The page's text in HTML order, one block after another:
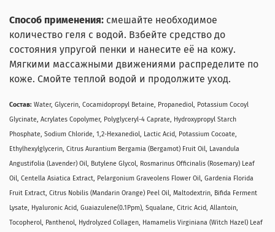
Способ применения: смешайте необходимое
количество геля с водой. Взбейте средство до
состояния упругой пенки и нанесите её на кожу.
Мягкими массажными движениями распределите по
коже. Смойте теплой водой и продолжите уход.
Состав: Water, Glycerin, Cocamidopropyl Betaine, Propanediol, Potassium Cocoyl
Glycinate, Acrylates Copolymer, Polyglyceryl-4 Caprate, Hydroxypropyl Starch
Phosphate, Sodium Chloride, 1,2-Hexanediol, Lactic Acid, Potassium Cocoate,
Ethylhexylglycerin, Citrus Aurantium Bergamia (Bergamot) Fruit Oil, Lavandula
Angustifolia (Lavender) Oil, Butylene Glycol, Rosmarinus Officinalis (Rosemary) Leaf
Oil, Centella Asiatica Extract, Pelargonium Graveolens Flower Oil, Gardenia Florida
Fruit Extract, Citrus Nobilis (Mandarin Orange) Peel Oil, Maltodextrin, Bifida Ferment
Lysate, Hyaluronic Acid, Guaiazulene(0.1Ppm), Squalane, Citric Acid, Allantoin,
Tocopherol, Panthenol, Hydrolyzed Collagen, Hamamelis Virginiana (Witch Hazel) Leaf